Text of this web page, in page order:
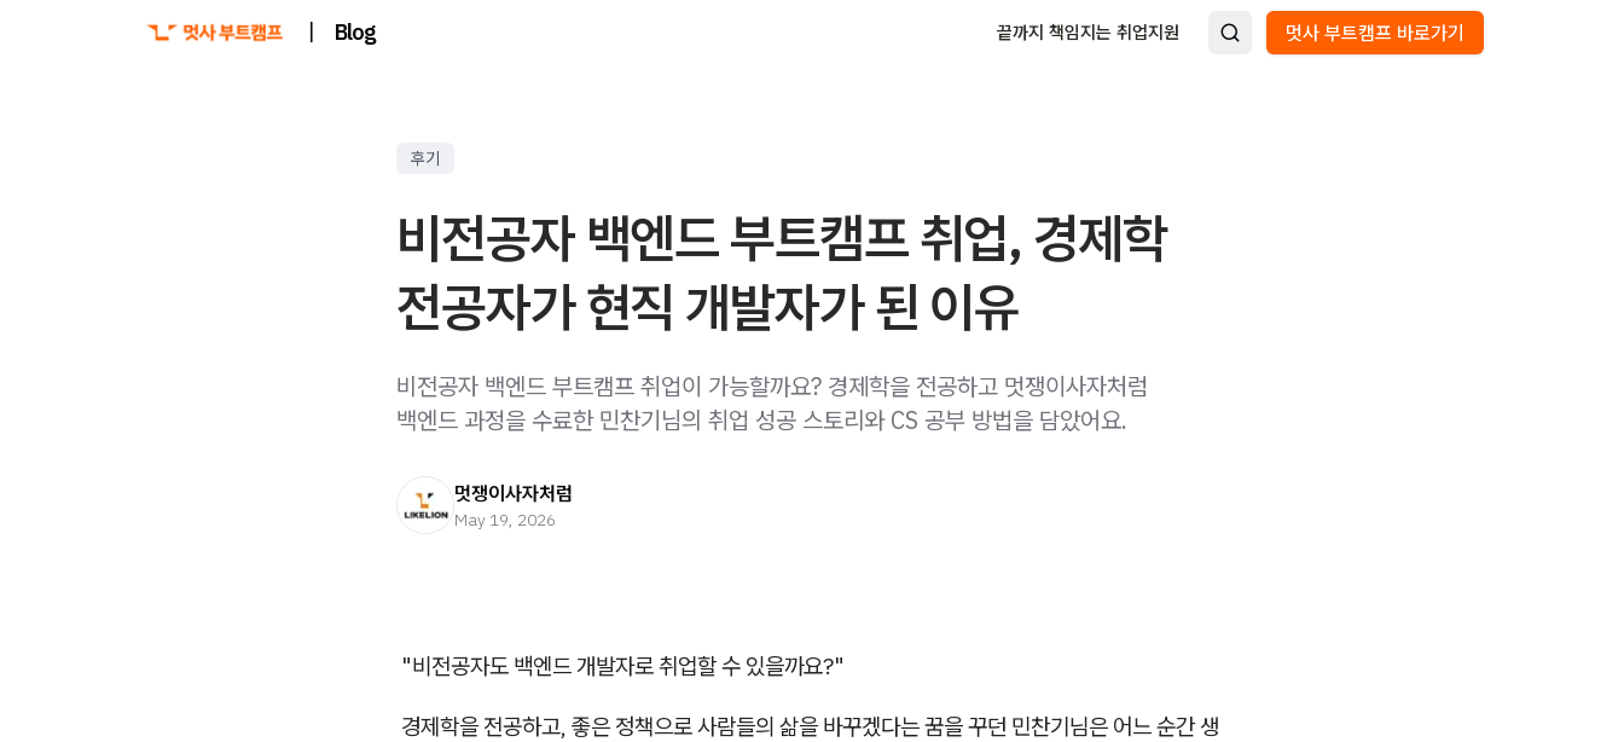
| Blog 끝까지 책임지는 취업지원 멋사 부트캠프 바로가기
후기
비전공자 백엔드 부트캠프 취업, 경제학
전공자가 현직 개발자가 된 이유
비전공자 백엔드 부트캠프 취업이 가능할까요? 경제학을 전공하고 멋쟁이사자처럼
백엔드 과정을 수료한 민찬기님의 취업 성공 스토리와 CS 공부 방법을 담았어요.
멋쟁이사자처럼
May 19, 2026
"비전공자도 백엔드 개발자로 취업할 수 있을까요?"
경제학을 전공하고, 좋은 정책으로 사람들의 삶을 바꾸겠다는 꿈을 꾸던 민찬기님은 어느 순간 생